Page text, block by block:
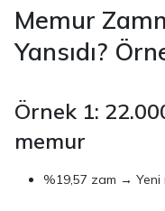
Memur
Yansıdı?
Örnek 1:
memur
%19,57 zam → Yeni